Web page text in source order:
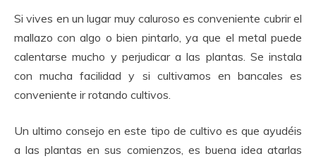
Si vives en un lugar muy caluroso es conveniente cubrir el
mallazo con algo o bien pintarlo, ya que el metal puede
calentarse mucho y perjudicar a las plantas. Se instala
con mucha facilidad y si cultivamos en bancales es
conveniente ir rotando cultivos.
Un ultimo consejo en este tipo de cultivo es que ayudéis
a las plantas en sus comienzos, es buena idea atarlas